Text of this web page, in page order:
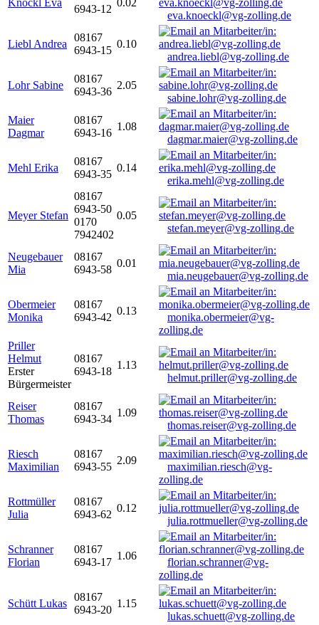
Knöckl Eva
6943-12
0.02
eva.knoeckl@vg-zolling.de
Liebl Andrea
08167
6943-15
0.10
andrea.liebl@vg-zolling.de
Lohr Sabine
08167
6943-36
2.05
sabine.lohr@vg-zolling.de
Maier
Dagmar
08167
6943-16
1.08
dagmar.maier@vg-zolling.de
Mehl Erika
08167
6943-35
0.14
erika.mehl@vg-zolling.de
Meyer Stefan
08167
6943-50
0170
7942402
0.05
stefan.meyer@vg-zolling.de
Neugebauer
Mia
08167
6943-58
0.01
mia.neugebauer@vg-zolling.de
Obermeier
Monika
08167
6943-42
0.13
monika.obermeier@vg-
zolling.de
Priller
Helmut
Erster
Bürgermeister
08167
6943-18
1.13
helmut.priller@vg-zolling.de
Reiser
Thomas
08167
6943-34
1.09
thomas.reiser@vg-zolling.de
Riesch
Maximilian
08167
6943-55
2.09
maximilian.riesch@vg-
zolling.de
Rottmüller
Julia
08167
6943-62
0.12
julia.rottmueller@vg-zolling.de
Schranner
Florian
08167
6943-17
1.06
florian.schranner@vg-
zolling.de
Schütt Lukas
08167
6943-20
1.15
lukas.schuett@vg-zolling.de